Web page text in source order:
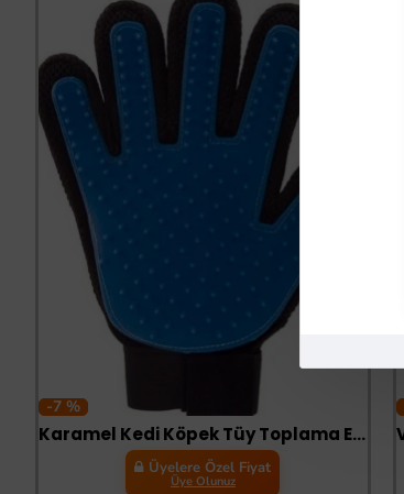
-7 %
Karamel Kedi Köpek Tüy Toplama Eldiveni
Üyelere Özel Fiyat
Üye Olunuz